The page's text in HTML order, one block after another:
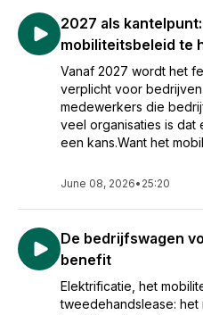
2027 als
mobiliteitsbeleid te
Vanaf 2027 wordt het
verplicht voor
medewerkers die
veel organisaties is dat
een kans.Want het
June 08, 2026• 25:20
De bedrijfswagen
benefit
Elektrificatie, het
tweedehandslease: